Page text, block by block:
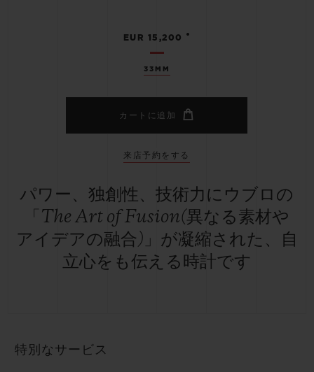
33MM
EUR 15,200 •
カートに追加
来店予約をする
パワー、独創性、技術力にウブロの
「The Art of Fusion(異なる素材や
アイデアの融合)」が凝縮された、自
立心をも伝える時計です
特別なサービス